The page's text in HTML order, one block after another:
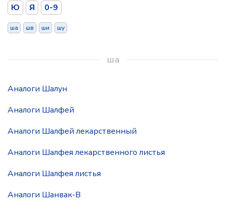
Ю
Я 0-9
ша шв ши шу
ша
Аналоги Шалун
Аналоги Шалфей
Аналоги Шалфей лекарственный
Аналоги Шалфея лекарственного листья
Аналоги Шалфея листья
Аналоги Шанвак-В